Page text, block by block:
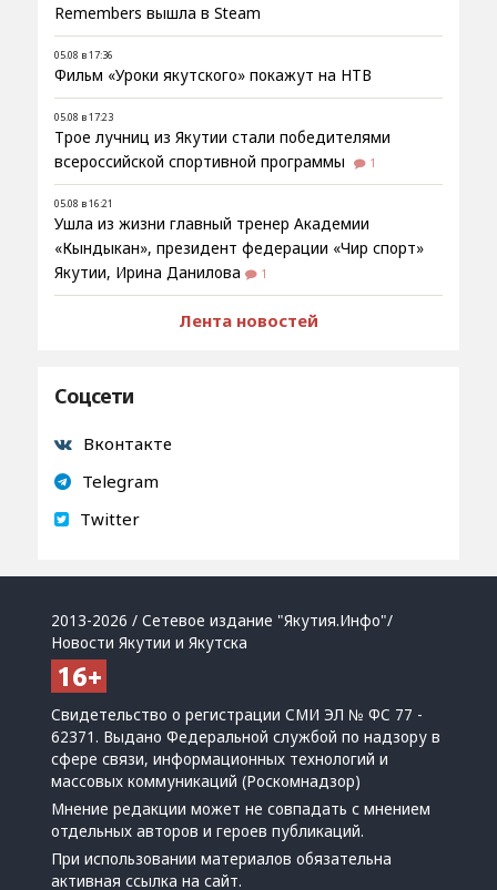
Remembers вышла в Steam
05.08 в 17:36
Фильм «Уроки якутского» покажут на НТВ
05.08 в 17:23
Трое лучниц из Якутии стали победителями
всероссийской спортивной программы
1
05.08 в 16:21
Ушла из жизни главный тренер Академии
«Кындыкан», президент федерации «Чир спорт»
Якутии, Ирина Данилова
1
Лента новостей
Соцсети
Вконтакте
Telegram
Twitter
2013-2026 / Сетевое издание "Якутия.Инфо"/
Новости Якутии и Якутска
Свидетельство о регистрации СМИ ЭЛ № ФС 77 -
62371. Выдано Федеральной службой по надзору в
сфере связи, информационных технологий и
массовых коммуникаций (Роскомнадзор)
Мнение редакции может не совпадать с мнением
отдельных авторов и героев публикаций.
При использовании материалов обязательна
активная ссылка на сайт.